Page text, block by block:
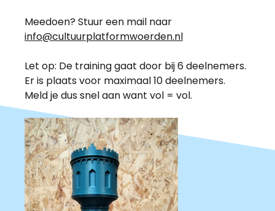
Meedoen? Stuur een mail naar
info@cultuurplatformwoerden.nl
Let op: De training gaat door bij 6 deelnemers.
Er is plaats voor maximaal 10 deelnemers.
Meld je dus snel aan want vol = vol.